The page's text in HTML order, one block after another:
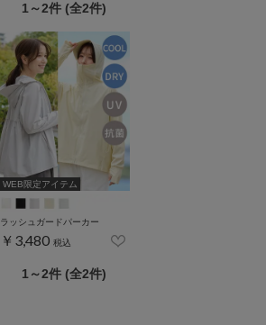
1～2件 (全2件)
WEB限定アイテム
ラッシュガードパーカー
￥3,480 税込
1～2件 (全2件)